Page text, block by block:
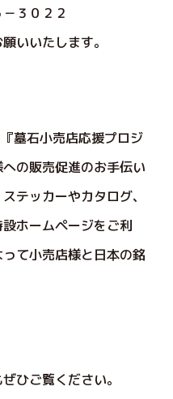
３０２２
いいたします。
墓石小売店応援プロジ
の販売促進のお手伝い
テッカーやカタログ、
ホームページをご利
て小売店様と日本の銘
ぜひご覧ください。